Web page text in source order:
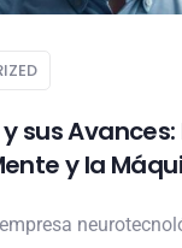
sus Avances:
y la